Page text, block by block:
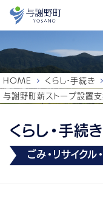
くらし・手続き
ごみ・リサイクル
HOME くらし・手続き
与謝野町薪ストーブ設置